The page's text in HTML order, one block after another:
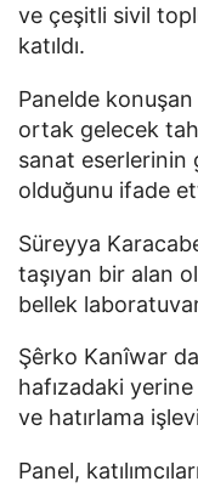
ve çeşitli sivil
katıldı.
Panelde konuşan
ortak gelecek
sanat eserlerinin
olduğunu ifade
Süreyya
taşıyan bir alan
bellek
Şêrko Kanîwar
hafızadaki
ve hatırlama
Panel,